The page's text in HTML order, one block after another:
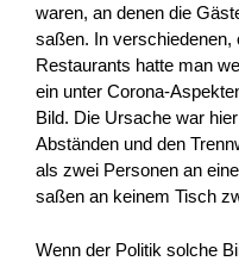
waren, an denen die
saßen. In
Restaurants hatte man
ein unter Corona-
Bild. Die Ursache war
Abständen und den
als zwei Personen an
saßen an keinem Tisch
Wenn der Politik solche